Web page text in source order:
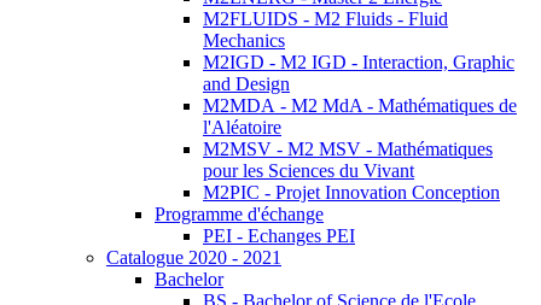
M2FLUIDS - M2 Fluids - Fluid
Mechanics
M2IGD - M2 IGD - Interaction, Graphic
and Design
M2MDA - M2 MdA - Mathématiques de
l'Aléatoire
M2MSV - M2 MSV - Mathématiques
pour les Sciences du Vivant
M2PIC - Projet Innovation Conception
Programme d'échange
PEI - Echanges PEI
Catalogue 2020 - 2021
Bachelor
BS - Bachelor of Science de l'Ecole